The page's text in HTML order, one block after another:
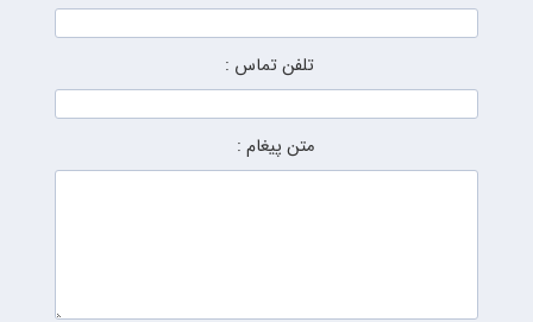
تلفن تماس :
متن پیغام :